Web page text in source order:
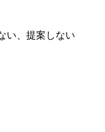
い、提案しない